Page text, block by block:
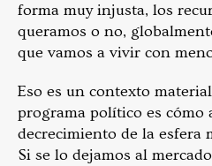
forma muy injusta, los
queramos o no,
que vamos a vivir con
Eso es un contexto
programa político es cómo
decrecimiento de la esfera
Si se lo dejamos al